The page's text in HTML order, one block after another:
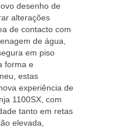
desenho de
alterações
de contacto com
de água,
em piso
forma e
estas
experiência de
1100SX, com
tanto em retas
elevada,